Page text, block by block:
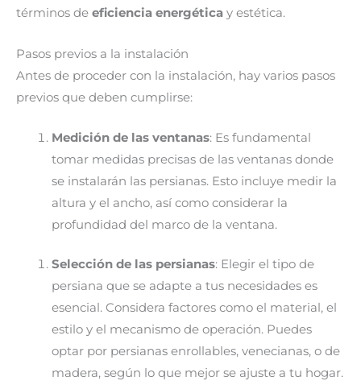
términos de eficiencia energética y estética.
Pasos previos a la instalación
Antes de proceder con la instalación, hay varios pasos
previos que deben cumplirse:
Medición de las ventanas: Es fundamental
tomar medidas precisas de las ventanas donde
se instalarán las persianas. Esto incluye medir la
altura y el ancho, así como considerar la
profundidad del marco de la ventana.
Selección de las persianas: Elegir el tipo de
persiana que se adapte a tus necesidades es
esencial. Considera factores como el material, el
estilo y el mecanismo de operación. Puedes
optar por persianas enrollables, venecianas, o de
madera, según lo que mejor se ajuste a tu hogar.